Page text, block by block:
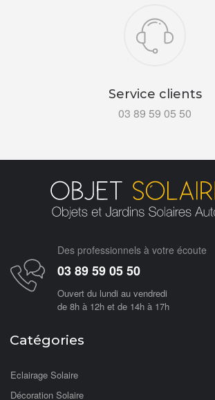
Service clients
03 89 59 05 50
Des professionnels à votre écoute
03 89 59 05 50
Ouvert du lundi au vendredi
de 8h à 12h et de 14h à 17h
Catégories
Eclairage Solaire
Décoration Solaire